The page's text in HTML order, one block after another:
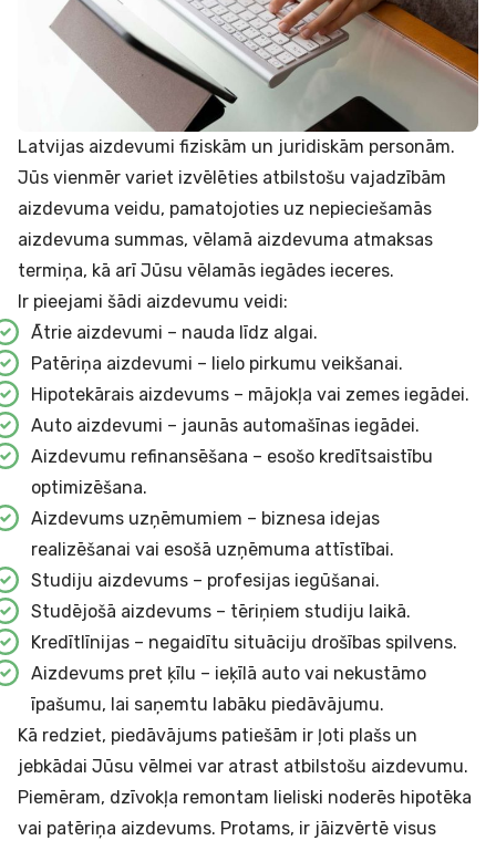
Latvijas aizdevumi fiziskām un juridiskām personām.
Jūs vienmēr variet izvēlēties atbilstošu vajadzībām
aizdevuma veidu, pamatojoties uz nepieciešamās
aizdevuma summas, vēlamā aizdevuma atmaksas
termiņa, kā arī Jūsu vēlamās iegādes ieceres.
Ir pieejami šādi aizdevumu veidi:
Ātrie aizdevumi – nauda līdz algai.
Patēriņa aizdevumi – lielo pirkumu veikšanai.
Hipotekārais aizdevums – mājokļa vai zemes iegādei.
Auto aizdevumi – jaunās automašīnas iegādei.
Aizdevumu refinansēšana – esošo kredītsaistību
optimizēšana.
Aizdevums uzņēmumiem – biznesa idejas
realizēšanai vai esošā uzņēmuma attīstībai.
Studiju aizdevums – profesijas iegūšanai.
Studējošā aizdevums – tēriņiem studiju laikā.
Kredītlīnijas – negaidītu situāciju drošības spilvens.
Aizdevums pret ķīlu – ieķīlā auto vai nekustāmo
īpašumu, lai saņemtu labāku piedāvājumu.
Kā redziet, piedāvājums patiešām ir ļoti plašs un
jebkādai Jūsu vēlmei var atrast atbilstošu aizdevumu.
Piemēram, dzīvokļa remontam lieliski noderēs hipotēka
vai patēriņa aizdevums. Protams, ir jāizvērtē visus